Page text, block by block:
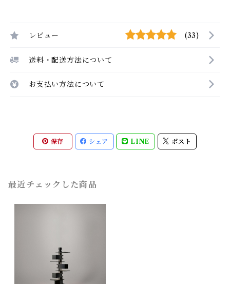
レビュー (33)
送料・配送方法について
お支払い方法について
保存 シェア LINE ポスト
最近チェックした商品